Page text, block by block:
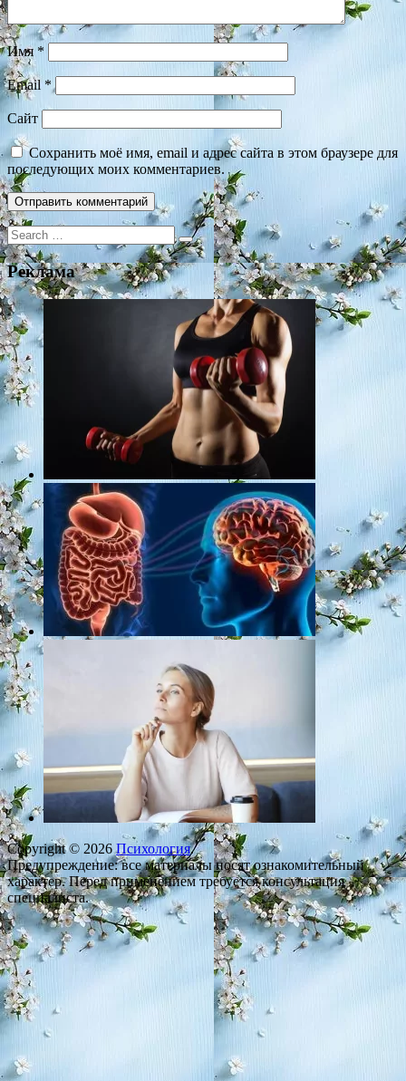
Имя*
Email *
Сайт
Сохранить моё имя, email и адрес сайта в этом браузере для
последующих моих комментариев.
Search
for:
Реклама
Copyright © 2026Психология.
Предупреждение: все материалы носят ознакомительный
характер. Перед применением требуется консультация
специалиста.